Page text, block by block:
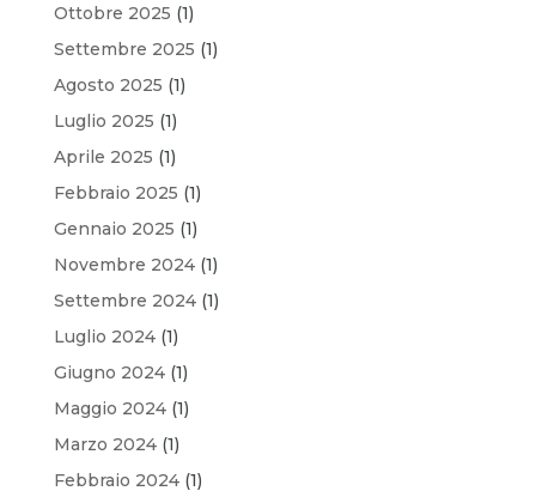
Ottobre 2025 (1)
Settembre 2025 (1)
Agosto 2025 (1)
Luglio 2025 (1)
Aprile 2025 (1)
Febbraio 2025 (1)
Gennaio 2025 (1)
Novembre 2024(1)
Settembre 2024(1)
Luglio 2024(1)
Giugno 2024(1)
Maggio 2024(1)
Marzo 2024(1)
Febbraio 2024(1)